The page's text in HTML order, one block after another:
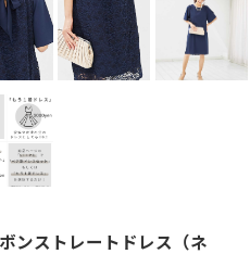
ンストレートドレス（ネ